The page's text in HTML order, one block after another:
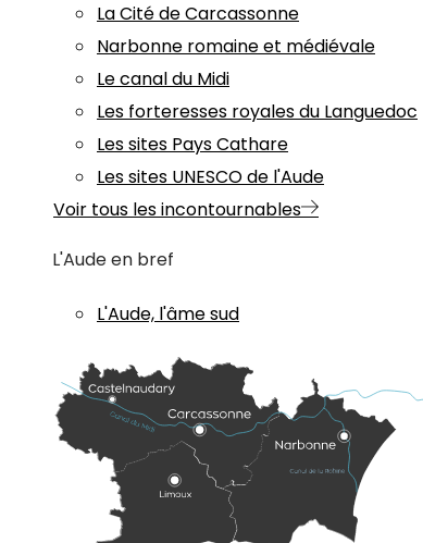
La Cité de Carcassonne
Narbonne romaine et médiévale
Le canal du Midi
Les forteresses royales du Languedoc
Les sites Pays Cathare
Les sites UNESCO de l'Aude
Voir tous les incontournables
L'Aude en bref
L'Aude, l'âme sud